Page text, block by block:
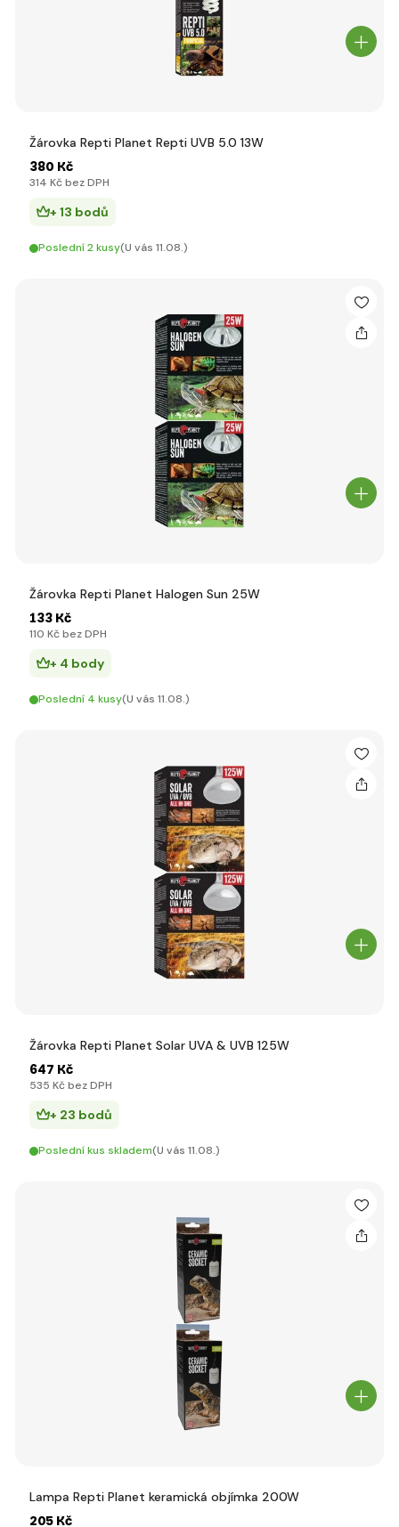
Žárovka Repti Planet Repti UVB 5.0 13W
380 Kč
314 Kč bez DPH
+ 13 bodů
Poslední 2 kusy(U vás 11.08.)
Žárovka Repti Planet Halogen Sun 25W
133 Kč
110 Kč bez DPH
+ 4 body
Poslední 4 kusy(U vás 11.08.)
Žárovka Repti Planet Solar UVA & UVB 125W
647 Kč
535 Kč bez DPH
+ 23 bodů
Poslední kus skladem(U vás 11.08.)
Lampa Repti Planet keramická objímka 200W
205 Kč